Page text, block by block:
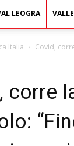
LEOGRA
Italia Covid,
corre